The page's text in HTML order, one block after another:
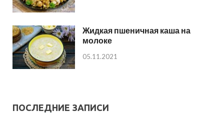
Жидкая пшеничная каша на
молоке
05.11.2021
ПОСЛЕДНИЕ ЗАПИСИ